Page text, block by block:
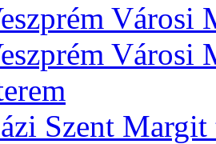
Városi
Városi
Szent